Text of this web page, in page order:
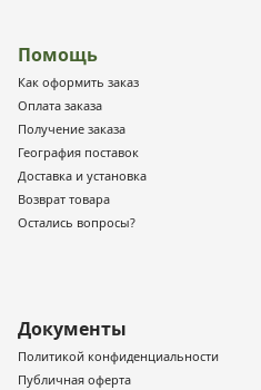
Помощь
Как оформить заказ
Оплата заказа
Получение заказа
География поставок
Доставка и установка
Возврат товара
Остались вопросы?
Документы
Политикой конфиденциальности
Публичная оферта